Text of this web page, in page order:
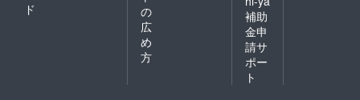
ド
の
広
め
方
補助
金申
請サ
ポー
ト